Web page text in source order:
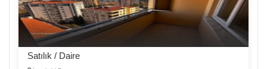
Satılık / Daire